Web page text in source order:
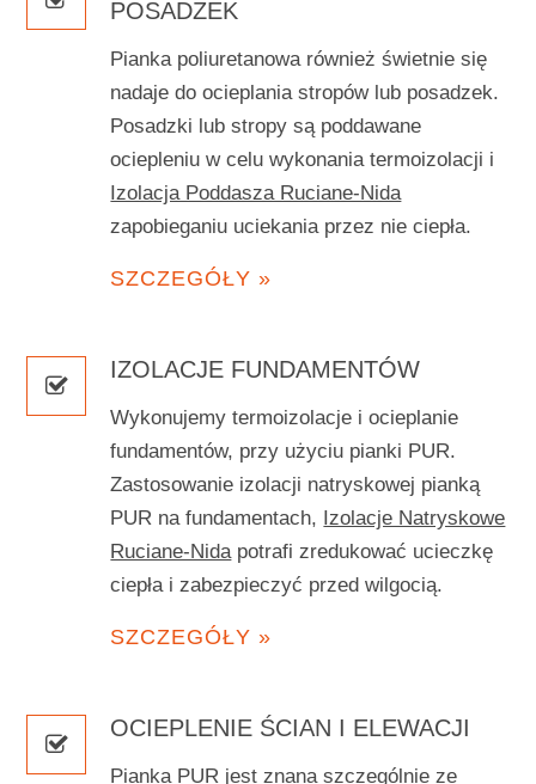
POSADZEK
Pianka poliuretanowa również świetnie się
nadaje do ocieplania stropów lub posadzek.
Posadzki lub stropy są poddawane
ociepleniu w celu wykonania termoizolacji i
Izolacja Poddasza Ruciane-Nida
zapobieganiu uciekania przez nie ciepła.
SZCZEGÓŁY »
IZOLACJE FUNDAMENTÓW
Wykonujemy termoizolacje i ocieplanie
fundamentów, przy użyciu pianki PUR.
Zastosowanie izolacji natryskowej pianką
PUR na fundamentach, Izolacje Natryskowe
Ruciane-Nida potrafi zredukować ucieczkę
ciepła i zabezpieczyć przed wilgocią.
SZCZEGÓŁY »
OCIEPLENIE ŚCIAN I ELEWACJI
Pianka PUR jest znana szczególnie ze